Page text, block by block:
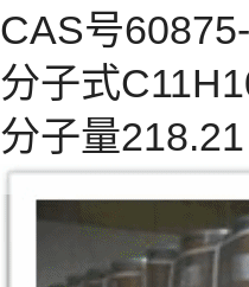
CAS号
分子式
分子量218.21